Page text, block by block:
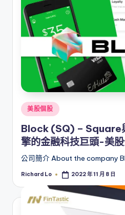
Posted
in
美股個股
Block (SQ) – Square
擎的金融科技巨頭-美
公司簡介 About the company
Posted
Richard Lo 2022 年 11 月 8 日